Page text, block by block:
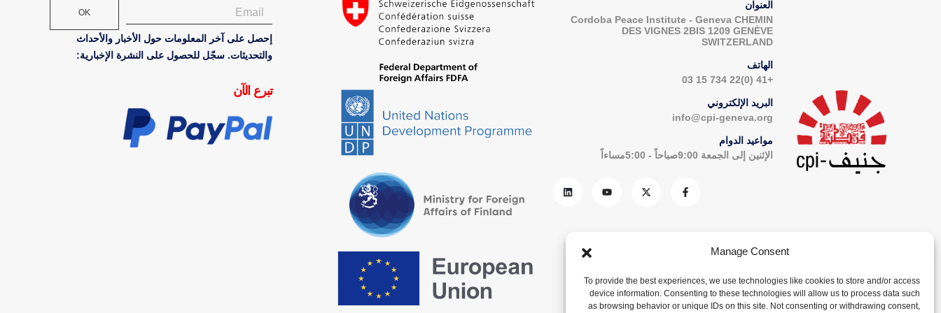
Manage Consent
To provide the best experiences, we use technologies like cookies to store and/or access
device information. Consenting to these technologies will allow us to process data such
as browsing behavior or unique IDs on this site. Not consenting or withdrawing consent,
العنوان
Cordoba Peace Institute - Geneva CHEMIN
DES VIGNES 2BIS 1209 GENÈVE
SWITZERLAND
الهاتف
+41 (0)22 734 15 03
البريد الإلكتروني
info@cpi-geneva.org
مواعيد الدوام
الإثنين إلى الجمعة 9:00صباحاً - 5:00مساءاً
OK
إحصل على آخر المعلومات حول الأخبار والأحداث
والتحديثات. سجّل للحصول على النشرة الإخبارية:
تبرع الآن